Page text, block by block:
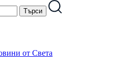
от Света